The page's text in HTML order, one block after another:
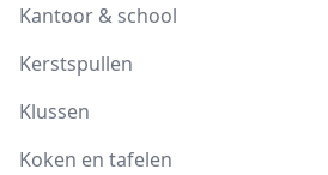
Kantoor & school
Kerstspullen
Klussen
Koken en tafelen